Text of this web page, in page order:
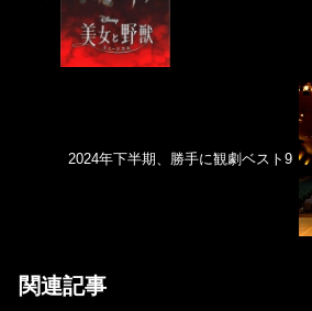
2024年下半期、勝手に観劇ベスト9
関連記事